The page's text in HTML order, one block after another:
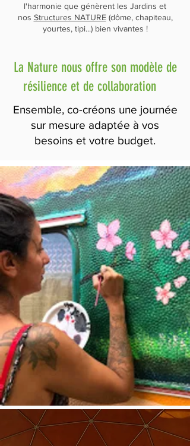
l'harmonie que génèrent les Jardins et
nos Structures NATURE(dôme, chapiteau,
yourtes, tipi...) bien vivantes !
La Nature nous offre son modèle de
résilience et de collaboration
Ensemble, co-créons une journée
sur mesure adaptée à vos
besoins et votre budget.